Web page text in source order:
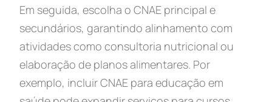
Em seguida, escolha o CNAE principal e
secundários, garantindo alinhamento com
atividades como consultoria nutricional ou
elaboração de planos alimentares. Por
exemplo, incluir CNAE para educação em